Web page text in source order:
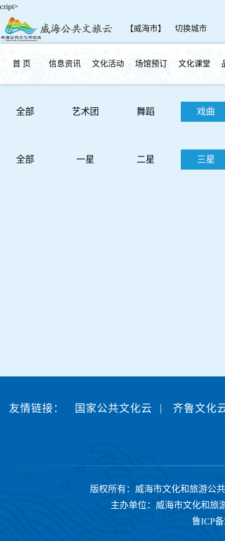
cript>
【威海市】 切换城市
首 页 信息资讯 文化活动 场馆预订 文化课堂
全部 艺术团 舞蹈 戏曲
全部 一星 二星 三星
友情链接： 国家公共文化云 | 齐鲁文化
版权所有：威海市文化和旅游公共
主办单位：威海市文化和旅
鲁ICP备